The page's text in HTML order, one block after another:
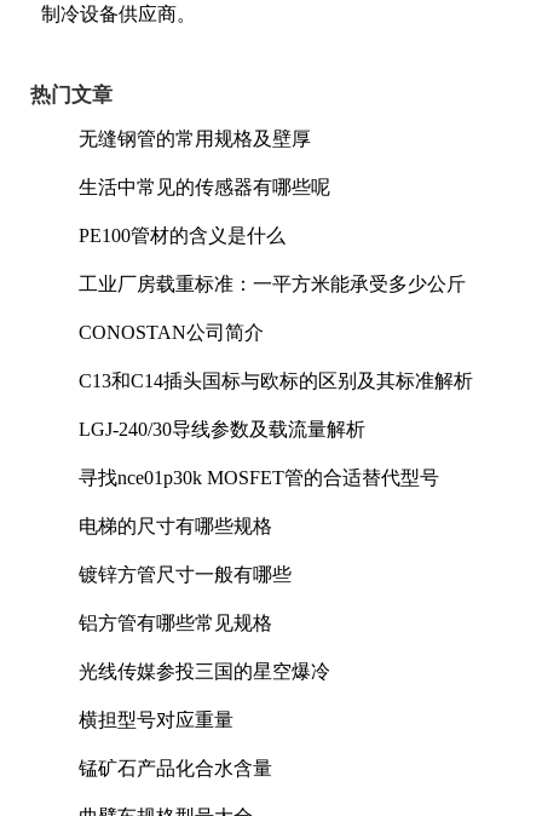
制冷设备供应商。
热门文章
无缝钢管的常用规格及壁厚
生活中常见的传感器有哪些呢
PE100管材的含义是什么
工业厂房载重标准：一平方米能承受多少公斤
CONOSTAN公司简介
C13和C14插头国标与欧标的区别及其标准解析
LGJ-240/30导线参数及载流量解析
寻找nce01p30k MOSFET管的合适替代型号
电梯的尺寸有哪些规格
镀锌方管尺寸一般有哪些
铝方管有哪些常见规格
光线传媒参投三国的星空爆冷
横担型号对应重量
锰矿石产品化合水含量